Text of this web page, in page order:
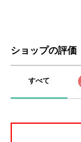
ショップの評価
すべて